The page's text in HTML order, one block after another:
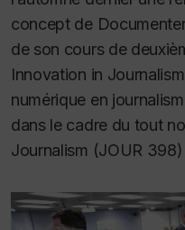
concept de
de son cours de
Innovation in
numérique en
dans le cadre du tout
Journalism (JOUR